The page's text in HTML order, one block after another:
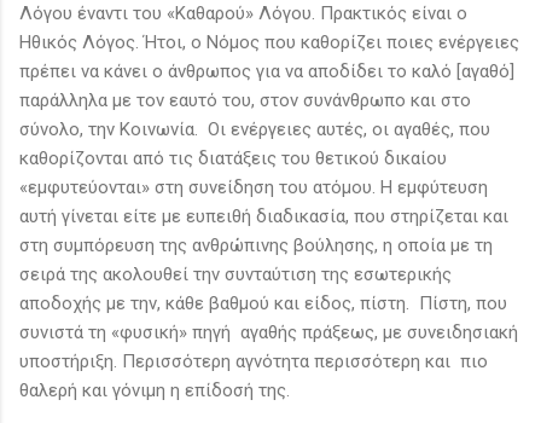
Λόγου έναντι του «Καθαρού» Λόγου. Πρακτικός είναι ο
Ηθικός Λόγος. Ήτοι, ο Νόμος που καθορίζει ποιες ενέργειες
πρέπει να κάνει ο άνθρωπος για να αποδίδει το καλό [αγαθό]
παράλληλα με τον εαυτό του, στον συνάνθρωπο και στο
σύνολο, την Κοινωνία. Οι ενέργειες αυτές, οι αγαθές, που
καθορίζονται από τις διατάξεις του θετικού δικαίου
«εμφυτεύονται» στη συνείδηση του ατόμου. Η εμφύτευση
αυτή γίνεται είτε με ευπειθή διαδικασία, που στηρίζεται και
στη συμπόρευση της ανθρώπινης βούλησης, η οποία με τη
σειρά της ακολουθεί την συνταύτιση της εσωτερικής
αποδοχής με την, κάθε βαθμού και είδος, πίστη. Πίστη, που
συνιστά τη «φυσική» πηγή αγαθής πράξεως, με συνειδησιακή
υποστήριξη. Περισσότερη αγνότητα περισσότερη και πιο
θαλερή και γόνιμη η επίδοσή της.